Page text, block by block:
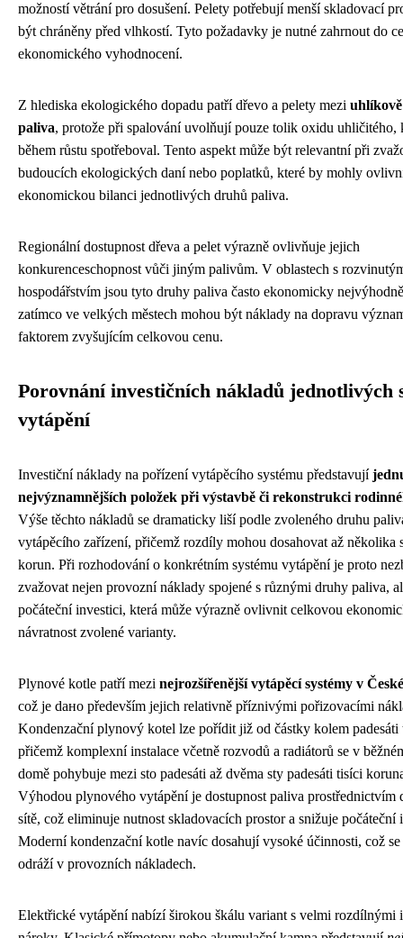
možností větrání pro dosušení. Pelety potřebují menší skladovací
být chráněny před vlhkostí. Tyto požadavky je nutné zahrnout do
ekonomického vyhodnocení.
Z hlediska ekologického dopadu patří dřevo a pelety mezi
paliva, protože při spalování uvolňují pouze tolik oxidu uhličitého,
během růstu spotřeboval. Tento aspekt může být relevantní při
budoucích ekologických daní nebo poplatků, které by mohly
ekonomickou bilanci jednotlivých druhů paliva.
Regionální dostupnost dřeva a pelet výrazně ovlivňuje jejich
konkurenceschopnost vůči jiným palivům. V oblastech s
hospodářstvím jsou tyto druhy paliva často ekonomicky
zatímco ve velkých městech mohou být náklady na dopravu
faktorem zvyšujícím celkovou cenu.
Porovnání investičních nákladů jednotlivých
vytápění
Investiční náklady na pořízení vytápěcího systému představují
nejvýznamnějších položek při výstavbě či rekonstrukci
Výše těchto nákladů se dramaticky liší podle zvoleného druhu
vytápěcího zařízení, přičemž rozdíly mohou dosahovat až několika
korun. Při rozhodování o konkrétním systému vytápění je proto
zvažovat nejen provozní náklady spojené s různými druhy paliva,
počáteční investici, která může výrazně ovlivnit celkovou
návratnost zvolené varianty.
Plynové kotle patří mezi nejrozšířenější vytápěcí systémy v
což je dано především jejich relativně příznivými pořizovacími
Kondenzační plynový kotel lze pořídit již od částky kolem padesáti
přičemž komplexní instalace včetně rozvodů a radiátorů se v
domě pohybuje mezi sto padesáti až dvěma sty padesáti tisíci
Výhodou plynového vytápění je dostupnost paliva prostřednictvím
sítě, což eliminuje nutnost skladovacích prostor a snižuje počáteční
Moderní kondenzační kotle navíc dosahují vysoké účinnosti, což
odráží v provozních nákladech.
Elektřické vytápění nabízí širokou škálu variant s velmi rozdílnými